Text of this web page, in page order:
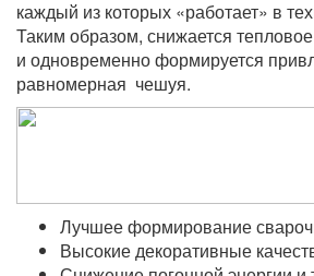
каждый из которых «работает» в
Таким образом, снижается
и одновременно формируется
равномерная чешуя.
Лучшее формирование
Высокие декоративные